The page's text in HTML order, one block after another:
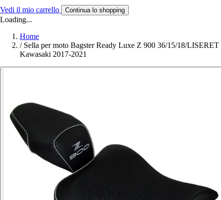
Vedi il mio carrello Continua lo shopping
Loading...
Home
/ Sella per moto Bagster Ready Luxe Z 900 36/15/18/LISERET
Kawasaki 2017-2021